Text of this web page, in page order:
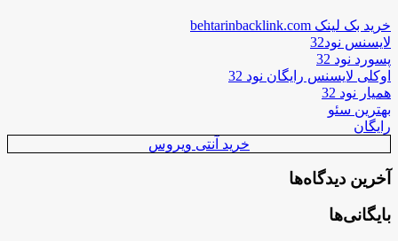
خرید بک لینک behtarinbacklink.com
لایسنس نود32
پسورد نود 32
اوکلی لایسنس رایگان نود 32
همیار نود 32
بهترین سئو
رایگان
خرید آنتی ویروس
آخرین دیدگاه‌ها
بایگانی‌ها